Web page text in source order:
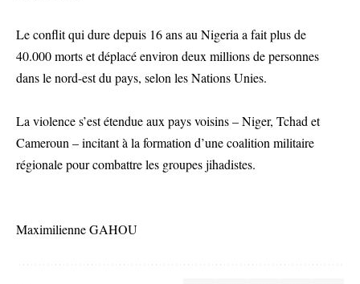
Le conflit qui dure depuis 16 ans au Nigeria a fait plus de
40.000 morts et déplacé environ deux millions de personnes
dans le nord-est du pays, selon les Nations Unies.
La violence s’est étendue aux pays voisins – Niger, Tchad et
Cameroun – incitant à la formation d’une coalition militaire
régionale pour combattre les groupes jihadistes.
Maximilienne GAHOU